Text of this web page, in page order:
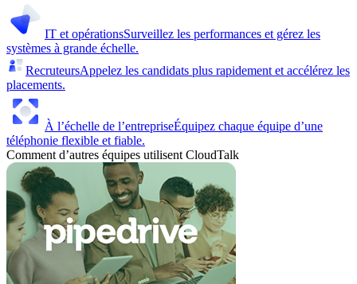
IT et opérationsSurveillez les performances et gérez les
systèmes à grande échelle.
RecruteursAppelez les candidats plus rapidement et accélérez les
placements.
À l’échelle de l’entrepriseÉquipez chaque équipe d’une
téléphonie flexible et fiable.
Comment d’autres équipes utilisent CloudTalk